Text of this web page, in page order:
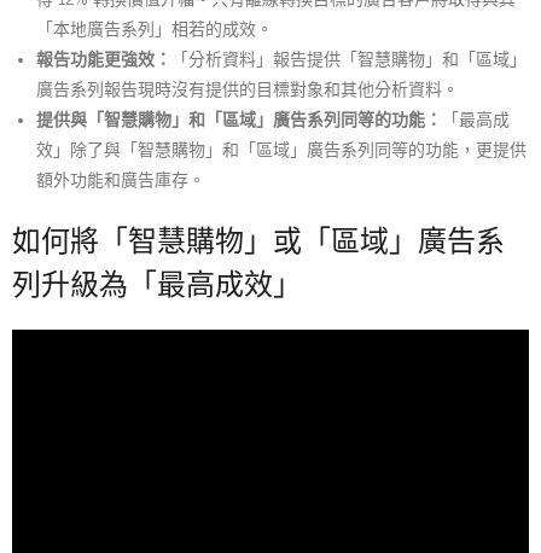
「本地廣告系列」相若的成效。
報告功能更強效：
「分析資料」報告提供「智慧購物」和「區域」
廣告系列報告現時沒有提供的目標對象和其他分析資料。
提供與「智慧購物」和「區域」廣告系列同等的功能：
「最高成
效」除了與「智慧購物」和「區域」廣告系列同等的功能，更提供
額外功能和廣告庫存。
如何將「智慧購物」或「區域」廣告系
列升級為「最高成效」